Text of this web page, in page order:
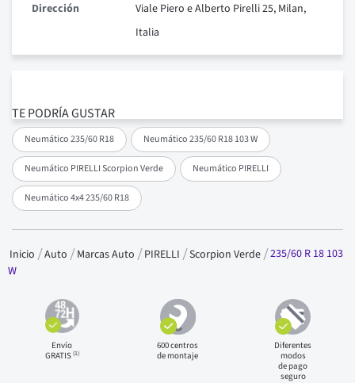
TE PODRÍA GUSTAR
Neumático 235/60 R18 Neumático 235/60 R18 103 W
Neumático PIRELLI Scorpion Verde Neumático PIRELLI
Neumático 4x4 235/60 R18
Dirección
Viale Piero e Alberto Pirelli 25, Milan,
Italia
Inicio Auto Marcas Auto PIRELLI Scorpion Verde 235/60 R 18 103
W
Envío
GRATIS(1)
600 centros
de montaje
Diferentes
modos
de pago
seguro